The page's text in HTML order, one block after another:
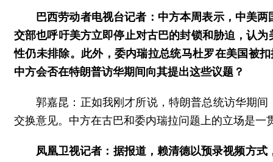
巴西劳动者电视台记者：中方本周表示，中美
交部也呼吁美方立即停止对古巴的封锁和胁迫，认
性仍未排除。此外，委内瑞拉总统马杜罗在美国被
中方会否在特朗普访华期间向其提出这些议题？
郭嘉昆：正如我刚才所说，特朗普总统访华期
交换意见。中方在古巴和委内瑞拉问题上的立场是一
凤凰卫视记者：据报道，赖清德以预录视频方